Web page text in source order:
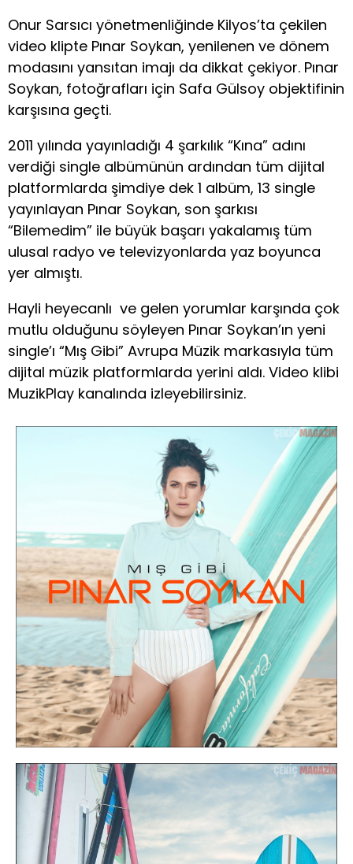
Onur Sarsıcı yönetmenliğinde Kilyos’ta çekilen
video klipte Pınar Soykan, yenilenen ve dönem
modasını yansıtan imajı da dikkat çekiyor. Pınar
Soykan, fotoğrafları için Safa Gülsoy objektifinin
karşısına geçti.
2011 yılında yayınladığı 4 şarkılık “Kına” adını
verdiği single albümünün ardından tüm dijital
platformlarda şimdiye dek 1 albüm, 13 single
yayınlayan Pınar Soykan, son şarkısı
“Bilemedim” ile büyük başarı yakalamış tüm
ulusal radyo ve televizyonlarda yaz boyunca
yer almıştı.
Hayli heyecanlı ve gelen yorumlar karşında çok
mutlu olduğunu söyleyen Pınar Soykan’ın yeni
single’ı “Mış Gibi” Avrupa Müzik markasıyla tüm
dijital müzik platformlarda yerini aldı. Video klibi
MuzikPlay kanalında izleyebilirsiniz.